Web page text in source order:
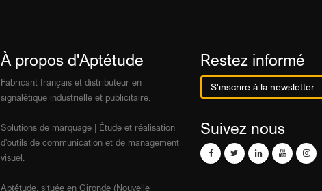
À propos d'Aptétude
Fabricant français et distributeur en
signalétique industrielle et publicitaire.
Solutions de marquage | Étude et réalisation
d'outils de communication et de management
visuel.
Aptétude, située en Gironde (Nouvelle
Restez informé
S'inscrire à la newsletter
Suivez nous